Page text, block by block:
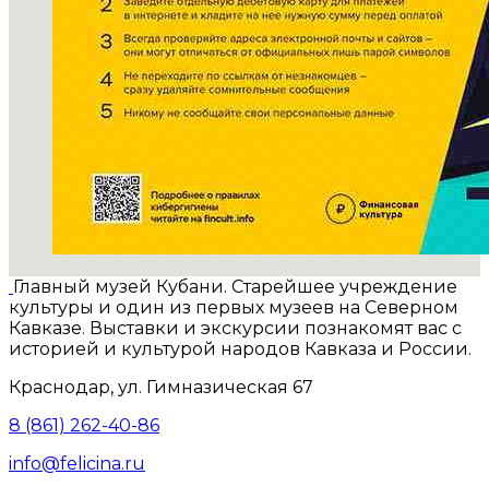
Главный музей Кубани. Старейшее учреждение
культуры и один из первых музеев на Северном
Кавказе. Выставки и экскурсии познакомят вас с
историей и культурой народов Кавказа и России.
Краснодар, ул. Гимназическая 67
8 (861) 262-40-86
info@felicina.ru